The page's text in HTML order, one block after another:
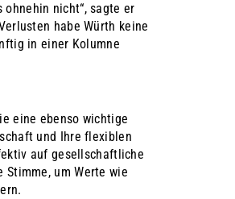
nicht“, sagte er
habe Würth keine
in einer Kolumne
eine ebenso wichtige
und Ihre flexiblen
auf gesellschaftliche
Stimme, um Werte wie